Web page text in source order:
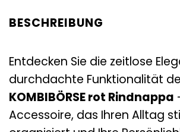
BESCHREIBUNG
Entdecken Sie die zeitlose
durchdachte Funktionalität
KOMBIBÖRSE rot Rindnappa
Accessoire, das Ihren Alltag